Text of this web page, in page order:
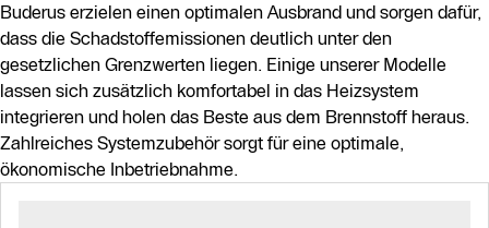
Buderus erzielen einen optimalen Ausbrand und sorgen dafür,
dass die Schadstoffemissionen deutlich unter den
gesetzlichen Grenzwerten liegen. Einige unserer Modelle
lassen sich zusätzlich komfortabel in das Heizsystem
integrieren und holen das Beste aus dem Brennstoff heraus.
Zahlreiches Systemzubehör sorgt für eine optimale,
ökonomische Inbetriebnahme.